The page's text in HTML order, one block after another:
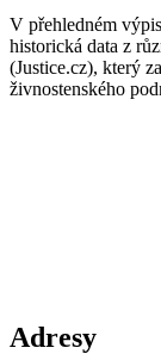
V přehledném
historická data z
(Justice.cz), který
živnostenského
Adresy